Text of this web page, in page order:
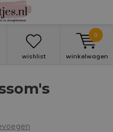
wishlist winkelwagen
0